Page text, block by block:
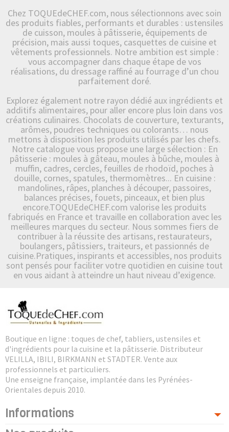
Chez TOQUEdeCHEF.com, nous sélectionnons avec soin
des produits fiables, performants et durables : ustensiles
de cuisson, moules à pâtisserie, équipements de
précision, mais aussi toques, casquettes de cuisine et
vêtements professionnels. Notre ambition est simple :
vous accompagner dans chaque étape de vos
réalisations, du dressage raffiné au fourrage d’un chou
parfaitement doré.
Explorez également notre rayon dédié aux ingrédients et
additifs alimentaires, pour aller encore plus loin dans vos
créations culinaires. Chocolats de couverture, texturants,
arômes, poudres techniques ou colorants… nous
mettons à disposition les produits utilisés par les chefs.
Notre catalogue vous propose une large sélection : En
pâtisserie : moules à gâteau, moules à bûche, moules à
muffin, cadres, cercles, feuilles de rhodoïd, poches à
douille, cornes, spatules, thermomètres... En cuisine :
mandolines, râpes, planches à découper, passoires,
balances précises, fouets, pinceaux, et bien plus
encore.TOQUEdeCHEF.com valorise les produits
fabriqués en France et travaille en collaboration avec les
meilleures marques du secteur. Nous sommes fiers de
contribuer à la réussite des artisans, restaurateurs,
boulangers, pâtissiers, traiteurs, et passionnés de
cuisine.Pratiques, inspirants et accessibles, nos produits
sont pensés pour faciliter votre quotidien en cuisine tout
en vous aidant à atteindre un haut niveau d’exigence.
Boutique en ligne : toques de chef, tabliers, ustensiles et
d'ingrédients pour la cuisine et la pâtisserie. Distributeur
VELILLA, IBILI, BIRKMANN et STADTER. Vente aux
professionnels et particuliers.
Une enseigne française, implantée dans les Pyrénées-
Orientales depuis 2010.
Informations